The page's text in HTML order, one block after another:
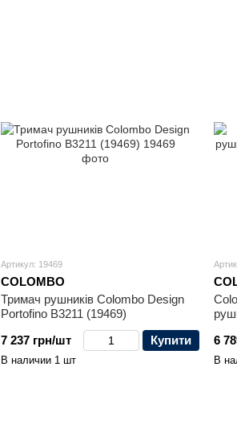
Артикул: 19469
COLOMBO
Тримач рушників Colombo Design
Portofino B3211 (19469)
7 237 грн/шт
Купити
В наличии 1 шт
6
В